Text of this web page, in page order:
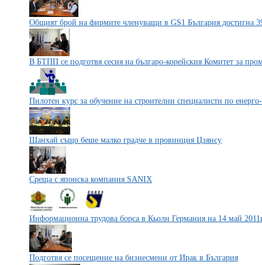
Общият брой на фирмите членуващи в GS1 България достигна
В БТПП се подготвя сесия на българо-корейския Комитет за
Пилотен курс за обучение на строителни специалисти по
Шанхай също беше малко градче в провинция Цзянсу
Среща с японска компания SANIX
Информационна трудова борса в Кьолн Германия на 14 май
Подготвя се посещение на бизнесмени от Ирак в България